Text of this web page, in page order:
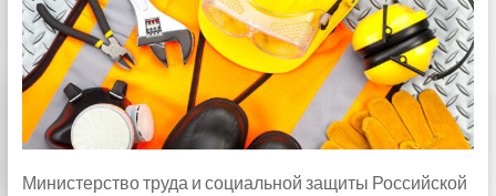
Министерство труда и социальной защиты Российской